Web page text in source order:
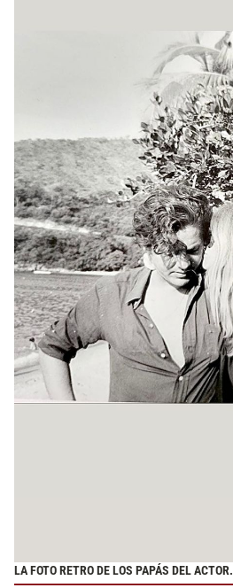
LA FOTO RETRO DE LOS PAPÁS DEL ACTOR.